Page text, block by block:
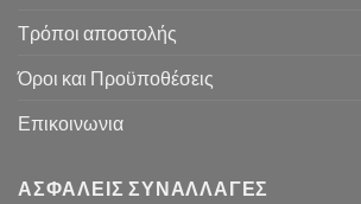
Τρόποι αποστολής
Όροι και Προϋποθέσεις
Επικοινωνια
ΑΣΦΑΛΕΙΣ ΣΥΝΑΛΛΑΓΕΣ